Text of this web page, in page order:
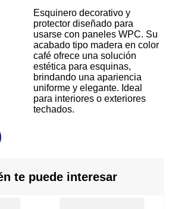
Esquinero decorativo y
protector diseñado para
usarse con paneles WPC. Su
acabado tipo madera en color
café ofrece una solución
estética para esquinas,
brindando una apariencia
uniforme y elegante. Ideal
para interiores o exteriores
techados.
Café
te puede interesar